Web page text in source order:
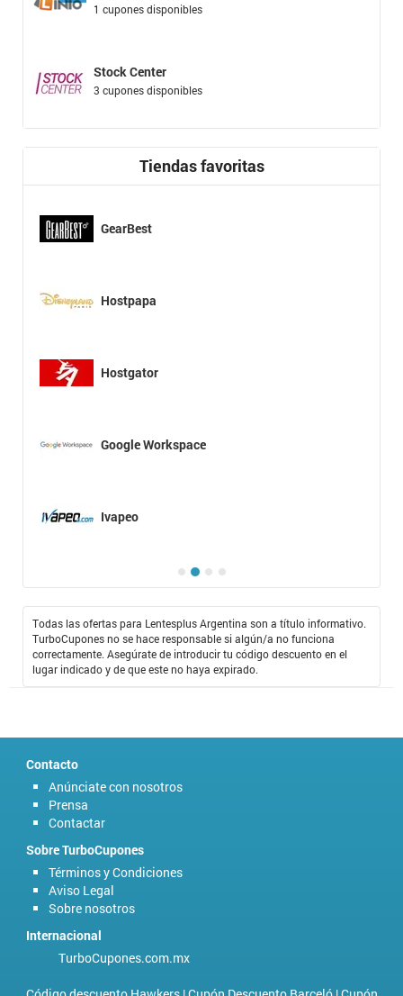
1 cupones disponibles
Stock Center
3 cupones disponibles
Tiendas favoritas
GearBest
Hostpapa
Hostgator
Google Workspace
Ivapeo
Todas las ofertas para Lentesplus Argentina son a título informativo.
TurboCupones no se hace responsable si algún/a no funciona
correctamente. Asegúrate de introducir tu código descuento en el
lugar indicado y de que este no haya expirado.
Contacto
Anúnciate con nosotros
Prensa
Contactar
Sobre TurboCupones
Términos y Condiciones
Aviso Legal
Sobre nosotros
Internacional
TurboCupones.com.mx